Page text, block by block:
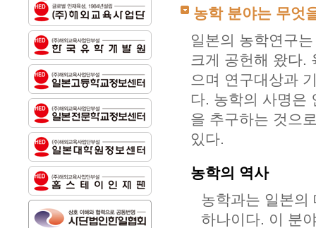
농학 분야는 무엇
일본의 농학연구
크게 공헌해 왔다.
으며 연구대상과
다. 농학의 사명은
을 추구하는 것으
있다.
농학의 역사
농학과는 일본의
하나이다. 이 분